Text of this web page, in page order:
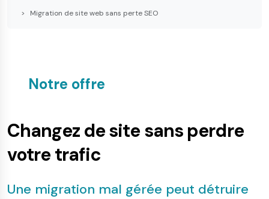
Migration de site web sans perte SEO
Notre offre
Changez de site sans perdre
votre trafic
Une migration mal gérée peut détruire